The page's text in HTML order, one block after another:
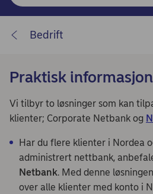
Bedrift
Praktisk informasjon
Vi tilbyr to løsninger som kan
klienter; Corporate Netbank og
Har du flere klienter i Nordea
administrert nettbank,
Netbank. Med denne
over alle klienter med konto i